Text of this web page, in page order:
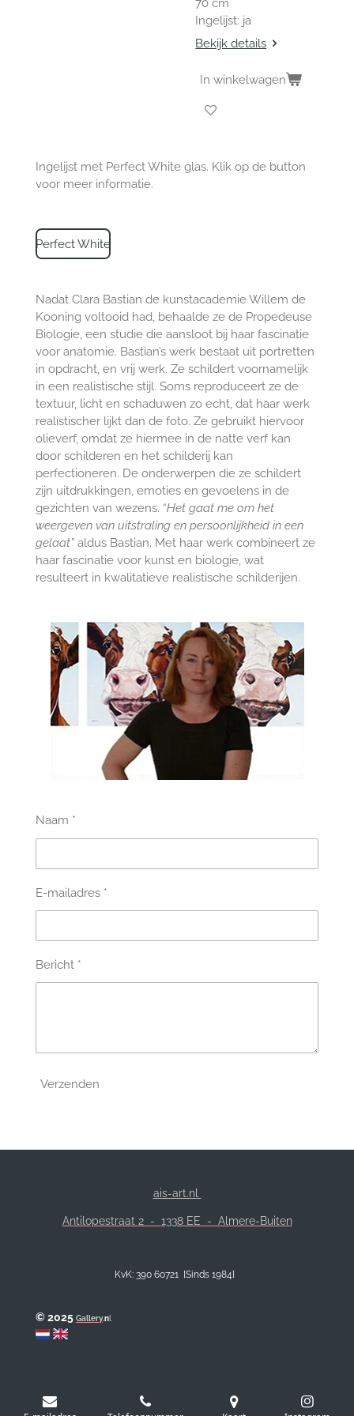
70 cm
Ingelijst: ja
Bekijk details
In winkelwagen
Ingelijst met Perfect White glas. Klik op de button
voor meer informatie.
Perfect White
Nadat Clara Bastian de kunstacademie Willem de
Kooning voltooid had, behaalde ze de Propedeuse
Biologie, een studie die aansloot bij haar fascinatie
voor anatomie. Bastian’s werk bestaat uit portretten
in opdracht, en vrij werk. Ze schildert voornamelijk
in een realistische stijl. Soms reproduceert ze de
textuur, licht en schaduwen zo echt, dat haar werk
realistischer lijkt dan de foto. Ze gebruikt hiervoor
olieverf, omdat ze hiermee in de natte verf kan
door schilderen en het schilderij kan
perfectioneren. De onderwerpen die ze schildert
zijn uitdrukkingen, emoties en gevoelens in de
gezichten van wezens. “Het gaat me om het
weergeven van uitstraling en persoonlijkheid in een
gelaat” aldus Bastian. Met haar werk combineert ze
haar fascinatie voor kunst en biologie, wat
resulteert in kwalitatieve realistische schilderijen.
Naam *
E-mailadres *
Bericht *
Verzenden
ais-art.nl
Antilopestraat 2 - 1338 EE - Almere-Buiten
KvK: 390 60721 [Sinds 1984]
© 2025 Gallery.nl